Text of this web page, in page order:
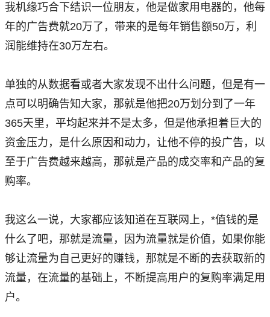
我机缘巧合下结识一位朋友，他是做家用电器的，他每
年的广告费就20万了，带来的是每年销售额50万，利
润能维持在30万左右。
单独的从数据看或者大家发现不出什么问题，但是有一
点可以明确告知大家，那就是他把20万划分到了一年
365天里，平均起来并不是太多，但是他承担着巨大的
资金压力，是什么原因和动力，让他不停的投广告，以
至于广告费越来越高，那就是产品的成交率和产品的复
购率。
我这么一说，大家都应该知道在互联网上，*值钱的是
什么了吧，那就是流量，因为流量就是价值，如果你能
够让流量为自己更好的赚钱，那就是不断的去获取新的
流量，在流量的基础上，不断提高用户的复购率满足用
户。